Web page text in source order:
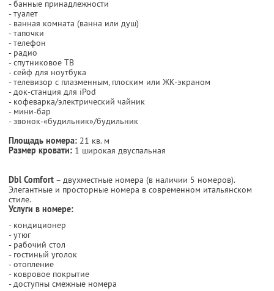
- банные принадлежности
- туалет
- ванная комната (ванна или душ)
- тапочки
- телефон
- радио
- спутниковое ТВ
- сейф для ноутбука
- телевизор с плазменным, плоским или ЖК-экраном
- док-станция для iPod
- кофеварка/электрический чайник
- мини-бар
- звонок-«будильник»/будильник
Площадь номера: 21 кв. м
Размер кровати: 1 широкая двуспальная
Dbl Comfort – двухместные номера (в наличии 5 номеров).
Элегантные и просторные номера в современном итальянском
стиле.
Услуги в номере:
- кондиционер
- утюг
- рабочий стол
- гостиный уголок
- отопление
- ковровое покрытие
- доступны смежные номера